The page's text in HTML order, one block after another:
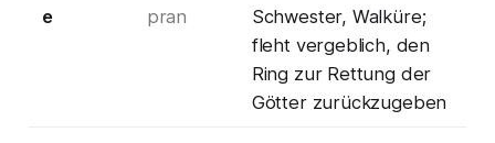
e
pran
Schwester, Walküre;
fleht vergeblich, den
Ring zur Rettung der
Götter zurückzugeben